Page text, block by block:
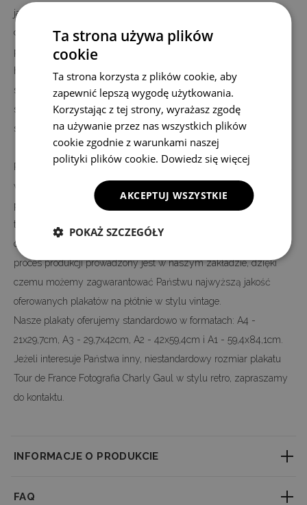
jak też korytarza. Jeżeli dziecko jest fanem sportów rowerowych
czy motorowych, ten plakat może być dekoracją również w jego
pokoju. Nic też nie stoi na przeszkodzie, aby zaznaczyć swoje
hobby wieszając plakat Tour de France Fotografia Charly Gaul w
swoim gabinecie. Plakat Tour de France Fotografia Charly Gaul w
stylu vintage to także doskonała dekoracje na wystrój w klubach
sportowych.
Plakat Tour de France Fotografia Charly Gaul jest nadrukowany na
wysokiej jakości płótnie, a nie na papierze - jak większość
plakatów oferowanych na rynku. Nadruk wykonany jest w
technologii cyfrowej, dzięki czemu w 100 procentach, możemy
odwzorować kolory i szczegóły oryginalnego motywu. Cały
proces produkcji prowadzony jest w naszym zakładzie, dzięki
czemu możemy zagwarantować Państwu najwyższą jakość
oferowanych plakatów na płótnie w stylu vintage.
Nasze plakaty oferujemy standardowo w formatach: A4 -
21x29,7cm, A3 - 29,7x42cm, A2 - 42x59,4cm i A1 - 59,4x84,1cm.
Jeżeli interesuje Państwa inny, niestandardowy rozmiar plakatu
Tour de France Fotografia Charly Gaul w stylu retro, zapraszamy
do kontaktu.
INFORMACJE O PRODUKCIE
FAQ
Ta strona używa plików
cookie
Ta strona korzysta z plików cookie, aby
zapewnić lepszą wygodę użytkowania.
Korzystając z tej strony, wyrażasz zgodę
na używanie przez nas wszystkich plików
cookie zgodnie z warunkami naszej
polityki plików cookie. Dowiedz się więcej
AKCEPTUJ WSZYSTKIE
POKAŻ SZCZEGÓŁY